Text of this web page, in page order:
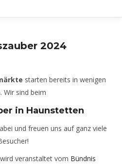
2024
starten bereits in wenigen
Wir sind beim
in Haunstetten
und freuen uns auf ganz viele
veranstaltet vom Bündnis